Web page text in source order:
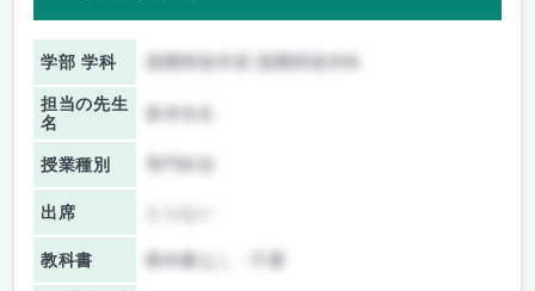
学部 学科
担当の先生
名
授業種別
出席
教科書 教科書なし・不要